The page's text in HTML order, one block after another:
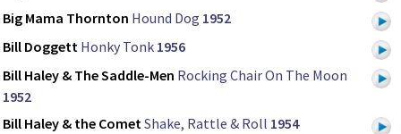
Big Mama Thornton Hound Dog 1952
Bill Doggett Honky Tonk 1956
Bill Haley & The Saddle-Men Rocking Chair On The Moon
1952
Bill Haley & the CometShake, Rattle & Roll 1954